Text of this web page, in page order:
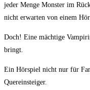
jeder Menge Monster im
nicht erwarten von einem
Doch! Eine mächtige
bringt.
Ein Hörspiel nicht nur für
Quereinsteiger.